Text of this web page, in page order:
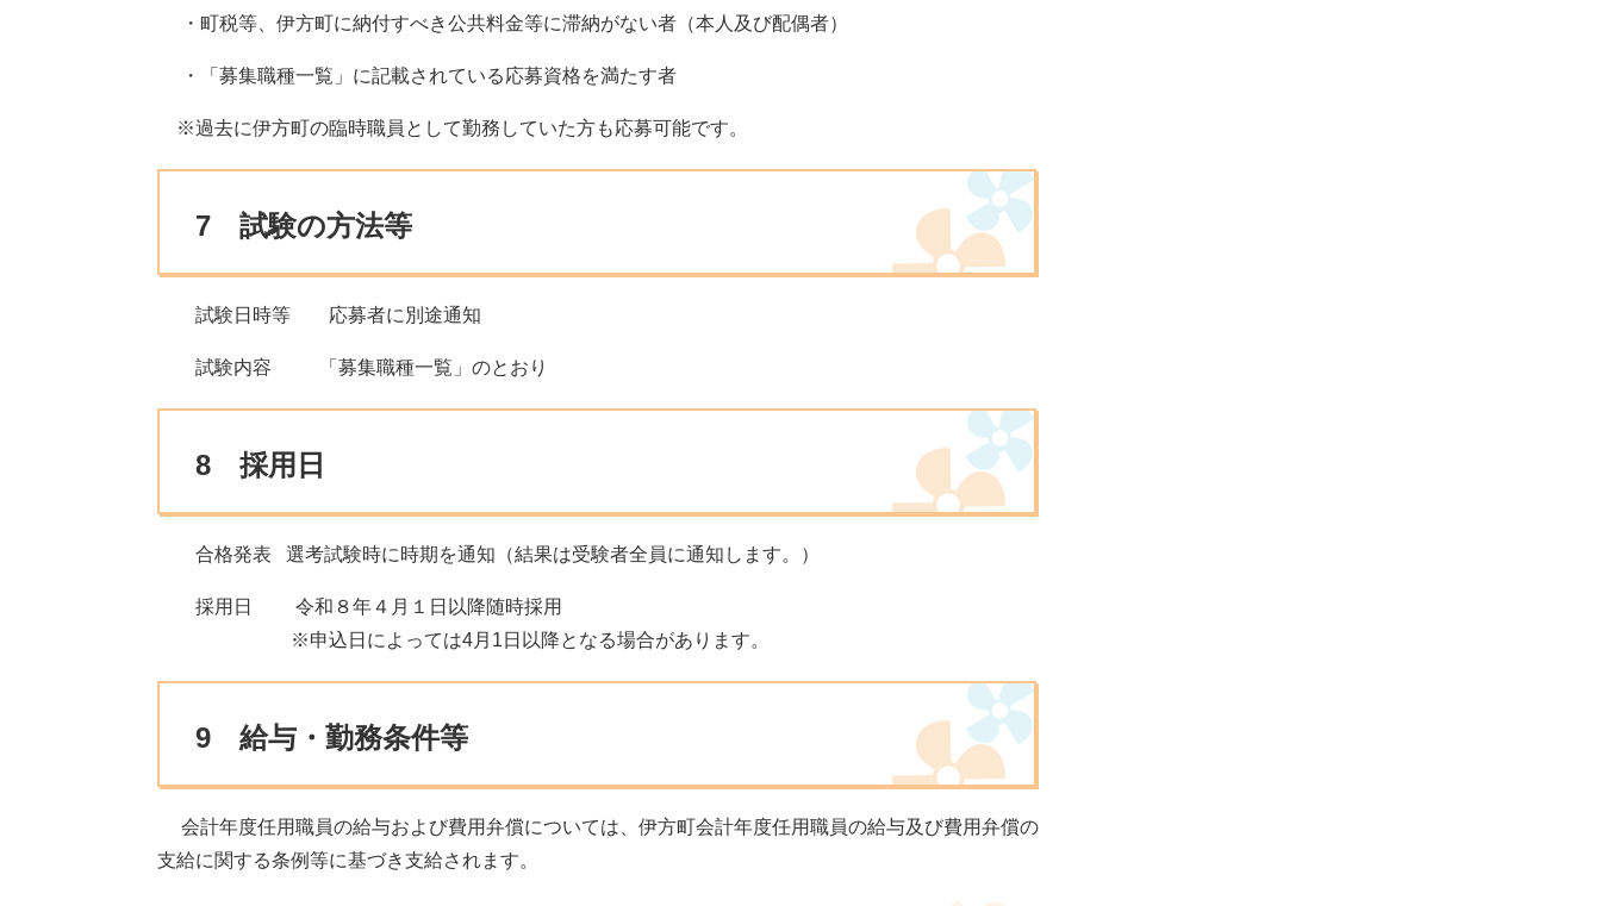
・町税等、伊方町に納付すべき公共料金等に滞納がない者（本人及び配偶者）
・「募集職種一覧」に記載されている応募資格を満たす者
※過去に伊方町の臨時職員として勤務していた方も応募可能です。
7 試験の方法等
試験日時等 応募者に別途通知
試験内容 「募集職種一覧」のとおり
8 採用日
合格発表 選考試験時に時期を通知（結果は受験者全員に通知します。）
採用日 令和８年４月１日以降随時採用
※申込日によっては4月1日以降となる場合があります。
9 給与・勤務条件等
会計年度任用職員の給与および費用弁償については、伊方町会計年度任用職員の給与及び費用弁償の
支給に関する条例等に基づき支給されます。